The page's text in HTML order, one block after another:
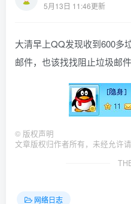
5月13日 11:46更新
大清早上QQ发现收到600多
邮件，也该找找阻止垃圾邮
© 版权声明
文章版权归作者所有，未经允许请
网络日志